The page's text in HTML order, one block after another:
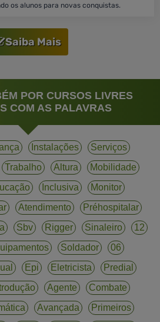
os alunos para novas conquistas.
Saiba Mais
POR CURSOS LIVRES
COM AS PALAVRAS
Instalações
Serviços
Trabalho Altura
Mobilidade
Inclusiva
Monitor
Atendimento
Préhospitalar
Sbv Rigger Sinaleiro
12
Soldador
06
Epi Eletricista
Predial
Agente
Combate
Avançada
Primeiros